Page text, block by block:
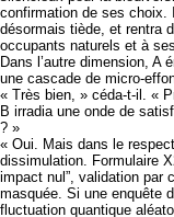
confirmation de ses choix.
désormais tiède, et rentra
occupants naturels et à
Dans l’autre dimension, A
une cascade de micro-
« Très bien, » céda-t-il. «
B irradia une onde de
? »
« Oui. Mais dans le
dissimulation. Formulaire
impact nul”, validation par
masquée. Si une enquête
fluctuation quantique